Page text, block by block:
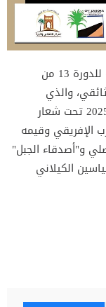
يشارك 21 فيلما دوليا في المسابقة الرسمية للدورة 13 من
والذي
تستضيفه مدينة زاكورة من 10 الى 14 نونبر 2025 تحت شعار
الإفريقي وقيمه
و"أصدقاء الجبل"
الكيلاني